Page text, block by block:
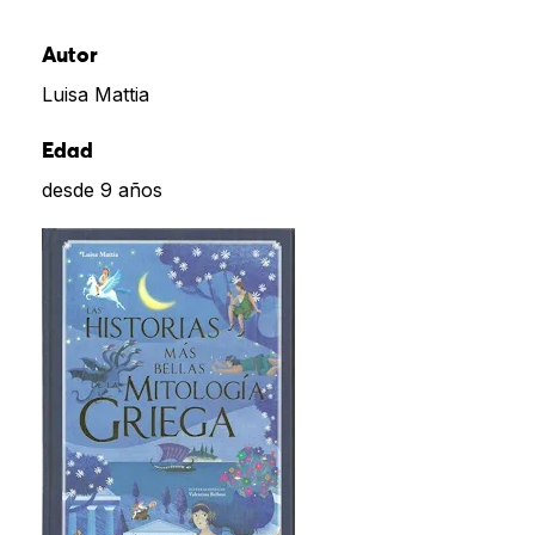
Autor
Luisa Mattia
Edad
desde 9 años